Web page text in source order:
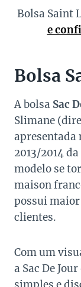
Bolsa Saint
e
Bolsa
A bolsa Sac
Slimane
apresentada
2013/2014 da
modelo se
maison
possui maior
clientes.
Com um
a Sac De